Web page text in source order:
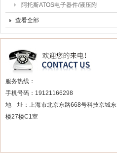
阿托斯ATOS电子器件/液压附
件
查看全部
服务热线：
手机号码：19121166298
地 址：上海市北京东路668号科技京城东
楼27楼C1室